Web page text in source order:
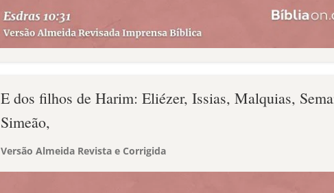
E dos filhos de Harim: Eliézer, Issias, Malquias,
Simeão,
Versão Almeida Revista e Corrigida